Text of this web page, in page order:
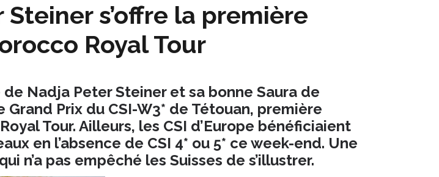
s’offre la première
Royal Tour
Nadja Peter Steiner et sa bonne Saura de
Grand Prix du CSI-W3* de Tétouan, première
Tour. Ailleurs, les CSI d’Europe bénéficiaient
en l’absence de CSI 4* ou 5* ce week-end. Une
n’a pas empêché les Suisses de s’illustrer.